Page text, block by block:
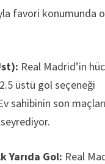
favori konumunda
Real Madrid’in
2.5 üstü gol seçeneği
sahibinin son
Yarıda Gol: Real